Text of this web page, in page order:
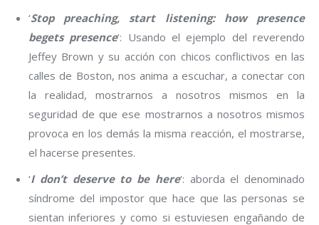
‘Stop preaching, start listening: how presence
begets presence‘: Usando el ejemplo del reverendo
Jeffey Brown y su acción con chicos conflictivos en las
calles de Boston, nos anima a escuchar, a conectar con
la realidad, mostrarnos a nosotros mismos en la
seguridad de que ese mostrarnos a nosotros mismos
provoca en los demás la misma reacción, el mostrarse,
el hacerse presentes.
‘I don’t deserve to be here‘: aborda el denominado
síndrome del impostor que hace que las personas se
sientan inferiores y como si estuviesen engañando de